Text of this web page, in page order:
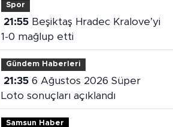
Spor
21:55Beşiktaş Hradec Kralove’yi
1-0 mağlup etti
Gündem Haberleri
21:356 Ağustos 2026 Süper
Loto sonuçları açıklandı
Samsun Haber